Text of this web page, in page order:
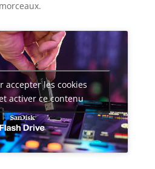
accepter les cookies
activer ce contenu